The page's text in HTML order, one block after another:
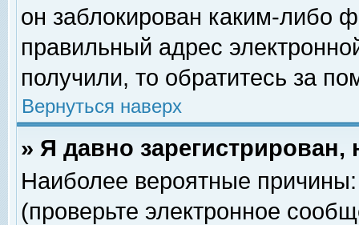
он заблокирован каким-либо
правильный адрес
получили, то обратитесь за
Вернуться наверх
» Я давно
Наиболее вероятные
(проверьте электронное